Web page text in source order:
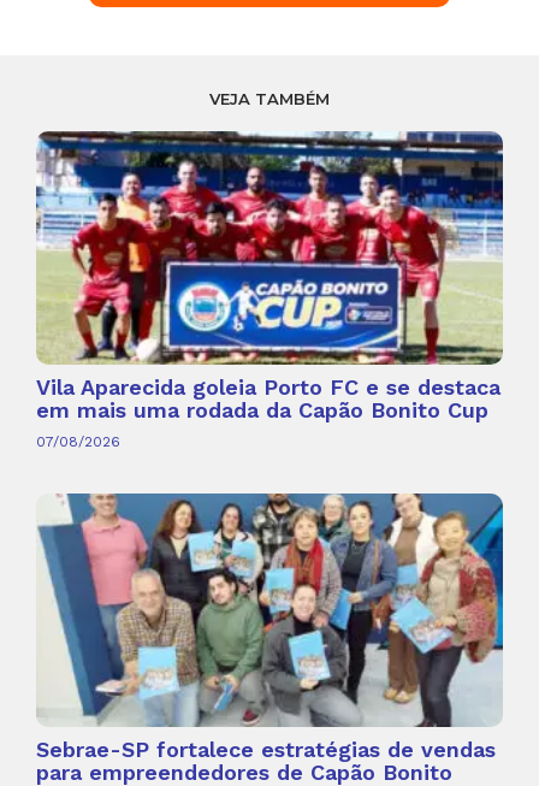
VEJA TAMBÉM
Vila Aparecida goleia Porto FC e se destaca
em mais uma rodada da Capão Bonito Cup
07/08/2026
Sebrae-SP fortalece estratégias de vendas
para empreendedores de Capão Bonito